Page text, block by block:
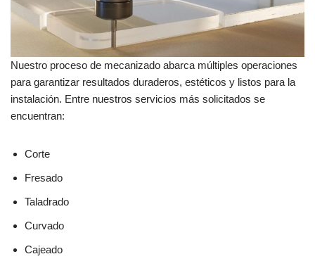
Nuestro proceso de mecanizado abarca múltiples operaciones
para garantizar resultados duraderos, estéticos y listos para la
instalación. Entre nuestros servicios más solicitados se
encuentran:
Corte
Fresado
Taladrado
Curvado
Cajeado